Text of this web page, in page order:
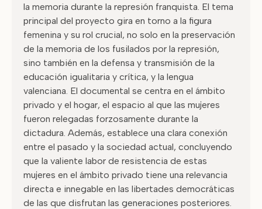
la memoria durante la represión franquista. El tema
principal del proyecto gira en torno a la figura
femenina y su rol crucial, no solo en la preservación
de la memoria de los fusilados por la represión,
sino también en la defensa y transmisión de la
educación igualitaria y crítica, y la lengua
valenciana. El documental se centra en el ámbito
privado y el hogar, el espacio al que las mujeres
fueron relegadas forzosamente durante la
dictadura. Además, establece una clara conexión
entre el pasado y la sociedad actual, concluyendo
que la valiente labor de resistencia de estas
mujeres en el ámbito privado tiene una relevancia
directa e innegable en las libertades democráticas
de las que disfrutan las generaciones posteriores.